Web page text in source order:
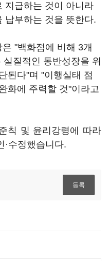
지급하는 것이 아니라
납부하는 것을 뜻한다.
"백화점에 비해 3개
질적인 동반성장을 위
된다"며 "이행실태 점
화에 주력할 것"이라고
칙 및 윤리강령에 따라
·수정했습니다.